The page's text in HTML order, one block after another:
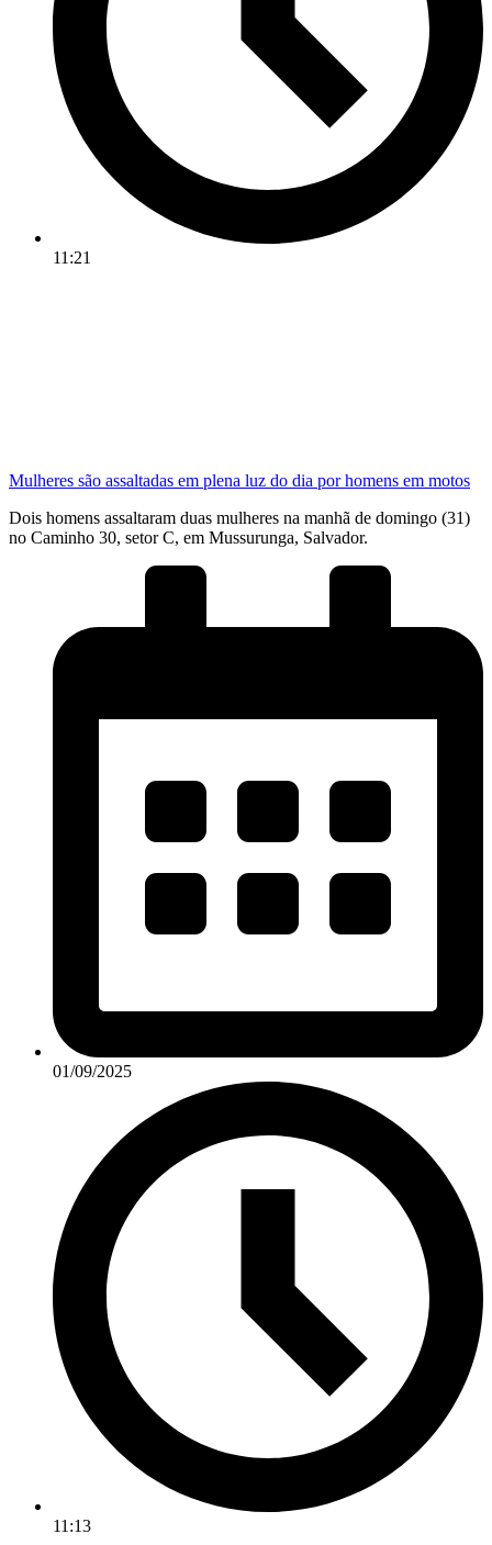
11:21
Mulheres são assaltadas em plena luz do dia por homens em motos
Dois homens assaltaram duas mulheres na manhã de domingo (31)
no Caminho 30, setor C, em Mussurunga, Salvador.
01/09/2025
11:13